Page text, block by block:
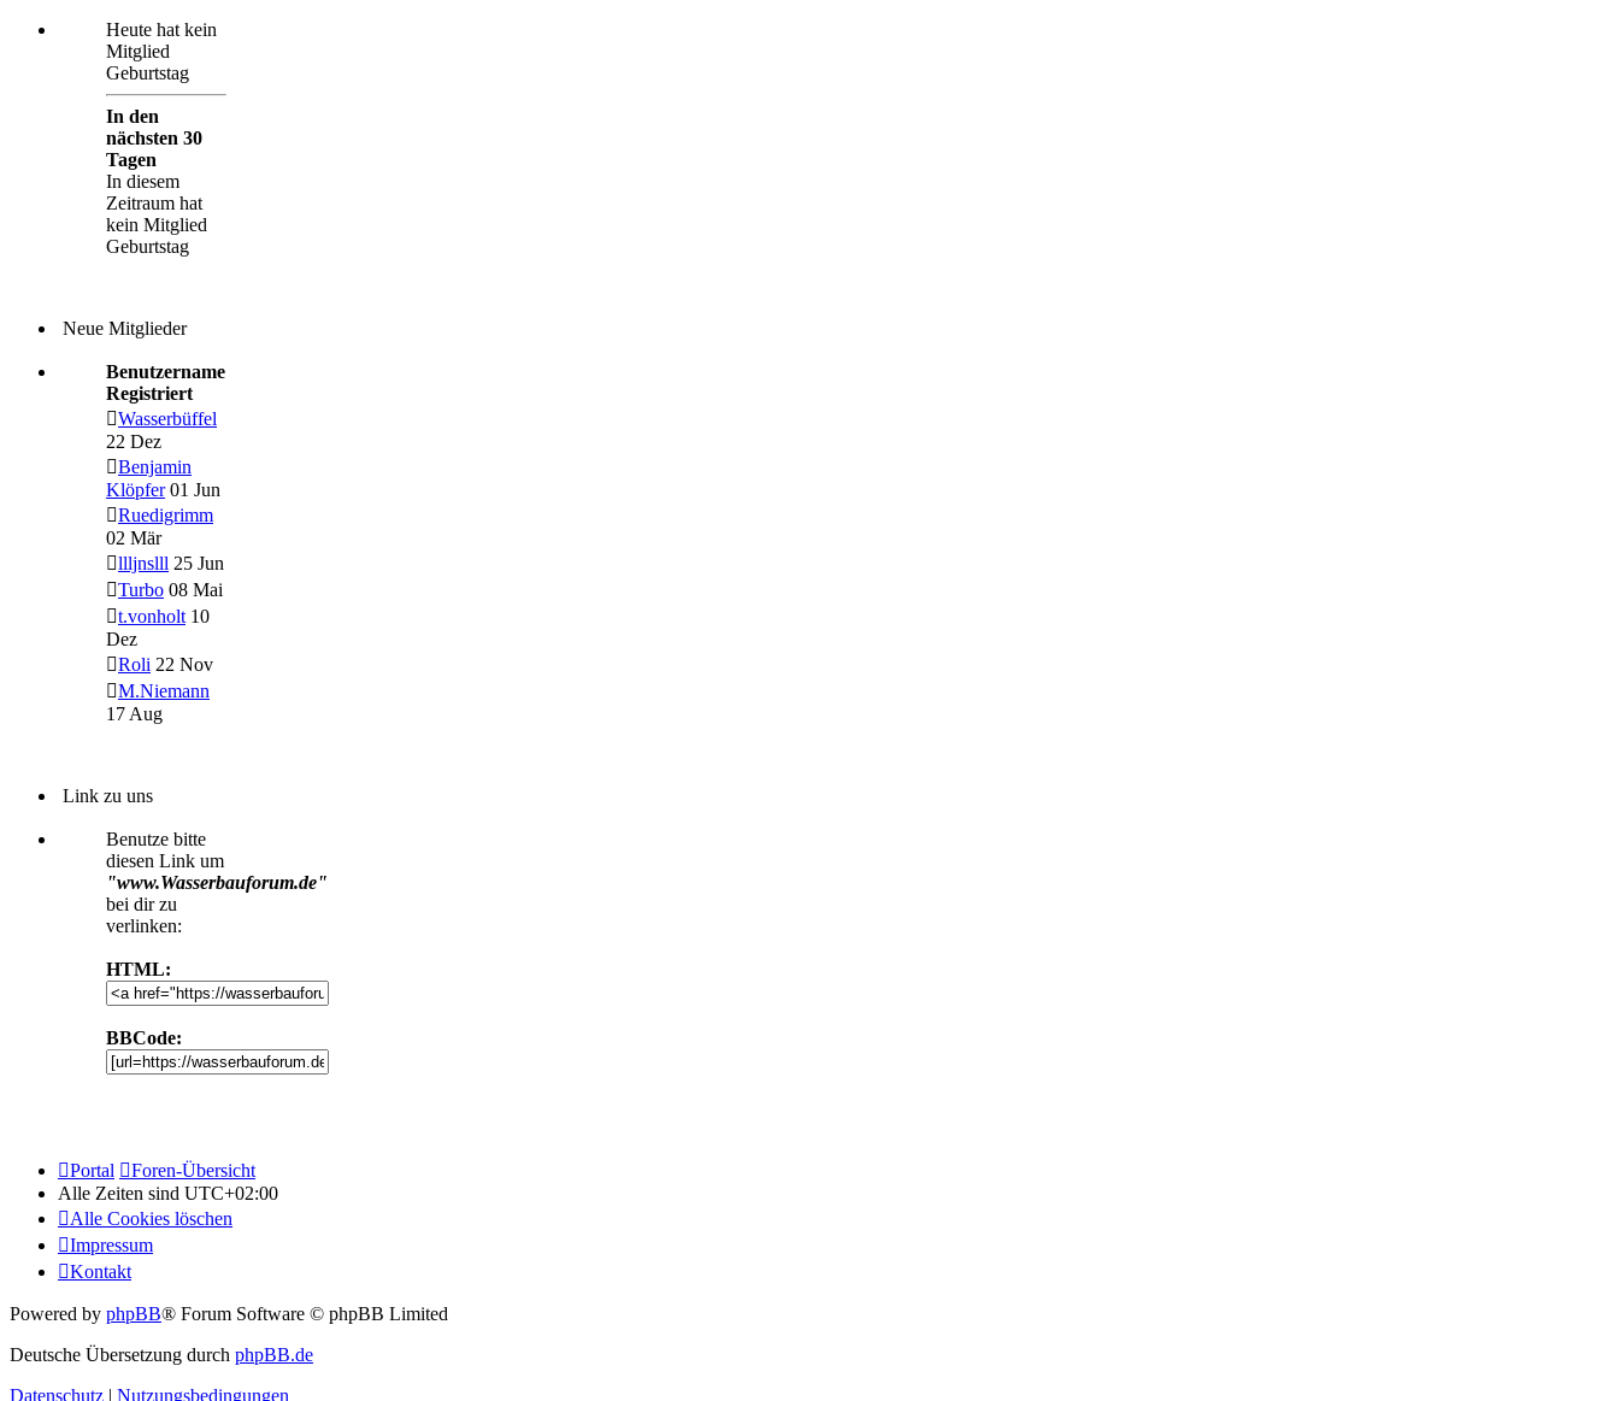
Heute hat kein
Mitglied
Geburtstag
In den
nächsten 30
Tagen
In diesem
Zeitraum hat
kein Mitglied
Geburtstag
Neue Mitglieder
Benutzername
Registriert
Wasserbüffel
22 Dez
Benjamin
Klöpfer 01 Jun
Ruedigrimm
02 Mär
llljnslll 25 Jun
Turbo 08 Mai
t.vonholt 10
Dez
Roli 22 Nov
M.Niemann
17 Aug
Link zu uns
Benutze bitte
diesen Link um
"www.Wasserbauforum.de"
bei dir zu
verlinken:
HTML:
BBCode:
Portal
Foren-Übersicht
Alle Zeiten sind UTC+02:00
Alle Cookies löschen
Impressum
Kontakt
Powered by phpBB® Forum Software © phpBB Limited
Deutsche Übersetzung durch phpBB.de
Datenschutz | Nutzungsbedingungen